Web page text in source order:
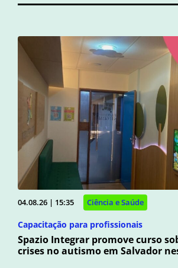
04.08.26 | 15:35 Ciência e Saúde
Capacitação para profissionais
Spazio Integrar promove curso
crises no autismo em Salvador